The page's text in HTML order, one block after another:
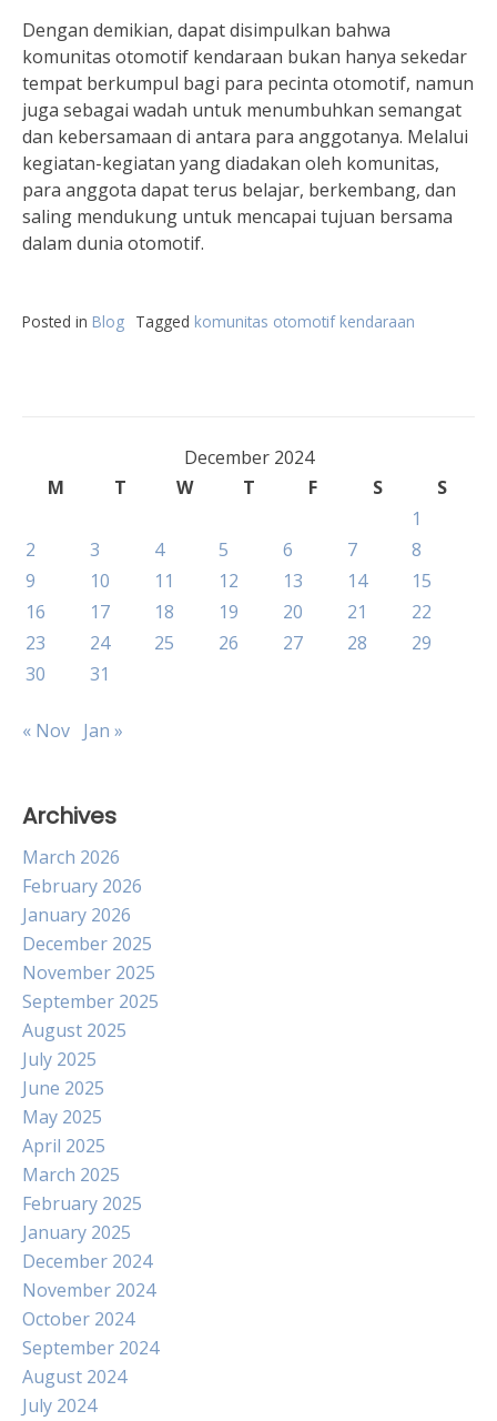
Dengan demikian, dapat disimpulkan bahwa
komunitas otomotif kendaraan bukan hanya sekedar
tempat berkumpul bagi para pecinta otomotif, namun
juga sebagai wadah untuk menumbuhkan semangat
dan kebersamaan di antara para anggotanya. Melalui
kegiatan-kegiatan yang diadakan oleh komunitas,
para anggota dapat terus belajar, berkembang, dan
saling mendukung untuk mencapai tujuan bersama
dalam dunia otomotif.
Posted in Blog Tagged komunitas otomotif kendaraan
December 2024
M
T W T F S
S
1
2
3 4 5 6 7
8
9
10 11 12 13 14
15
16
17 18 19 20 21
22
23
24 25 26 27 28
29
30
31
« Nov Jan »
Archives
March 2026
February 2026
January 2026
December 2025
November 2025
September 2025
August 2025
July 2025
June 2025
May 2025
April 2025
March 2025
February 2025
January 2025
December 2024
November 2024
October 2024
September 2024
August 2024
July 2024